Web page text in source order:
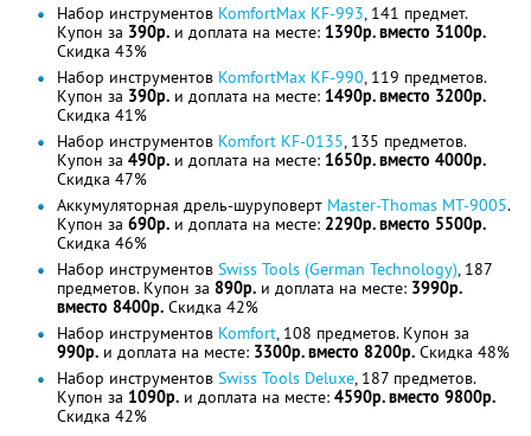
Набор инструментов KomfortMax KF-993, 141 предмет.
Купон за 390р. и доплата на месте: 1390р. вместо 3100р.
Скидка 43%
Набор инструментов KomfortMax KF-990, 119 предметов.
Купон за 390р. и доплата на месте: 1490р. вместо 3200р.
Скидка 41%
Набор инструментов Komfort KF-0135, 135 предметов.
Купон за 490р. и доплата на месте: 1650р. вместо 4000р.
Скидка 47%
Аккумуляторная дрель-шуруповерт Master-Thomas МТ-9005.
Купон за 690р. и доплата на месте: 2290р. вместо 5500р.
Скидка 46%
Набор инструментов Swiss Tools (German Technology), 187
предметов. Купон за 890р. и доплата на месте: 3990р.
вместо 8400р. Скидка 42%
Набор инструментов Komfort, 108 предметов. Купон за
990р. и доплата на месте: 3300р. вместо 8200р. Скидка 48%
Набор инструментов Swiss Tools Deluxe, 187 предметов.
Купон за 1090р. и доплата на месте: 4590р. вместо 9800р.
Скидка 42%